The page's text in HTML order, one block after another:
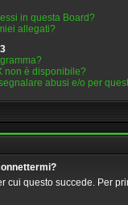
in questa Board?
allegati?
non è disponibile?
abusi e/o per
cui questo succede. Per